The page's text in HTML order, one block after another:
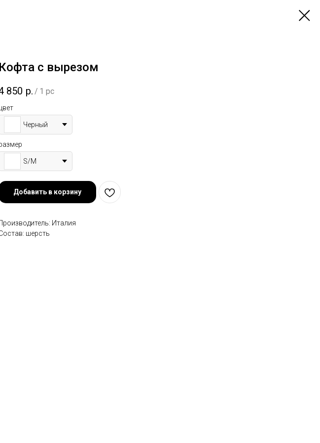
Кофта с вырезом
850 р. / 1 pc
Черный
S/M
Добавить в корзину
Производитель: Италия
шерсть